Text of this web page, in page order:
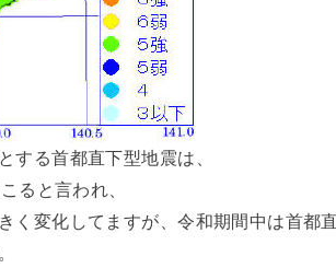
する首都直下型地震は、
ると言われ、
く変化してますが、令和期間中は首都